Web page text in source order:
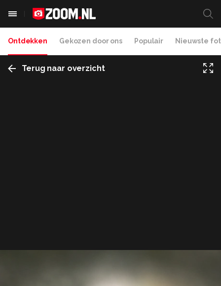
Ontdekken Gekozen door ons Populair Nieuwste
Terug naar overzicht